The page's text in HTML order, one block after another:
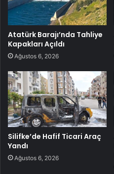
Atatürk Barajı’nda Tahliye
Kapakları Açıldı
Ağustos 6, 2026
Silifke’de Hafif Ticari Araç
Yandı
Ağustos 6, 2026